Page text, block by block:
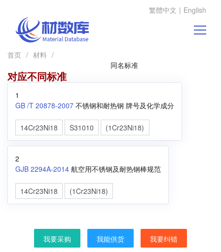
繁體中文 | English
首页 / 材料 /
同名标准
对应不同标准
1
GB /T 20878-2007 不锈钢和耐热钢 牌号及化学成分
14Cr23Ni18 S31010 (1Cr23Ni18)
2
GJB 2294A-2014 航空用不锈钢及耐热钢棒规范
14Cr23Ni18 (1Cr23Ni18)
我要采购 我能供货 我要纠错